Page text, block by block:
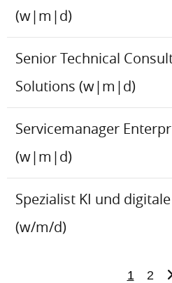
(w|m|d)
Senior Technical
Solutions (w|m|d)
Servicemanager
(w|m|d)
Spezialist KI und
(w/m/d)
1 2